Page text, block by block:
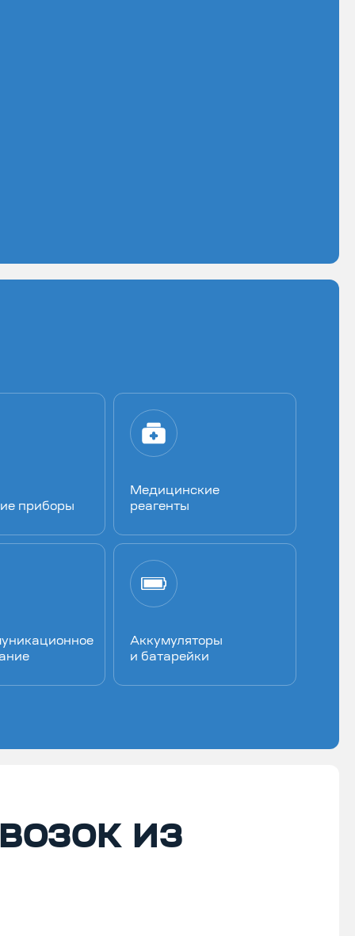
приборы
Медицинские
реагенты
Аккумуляторы
и батарейки
из